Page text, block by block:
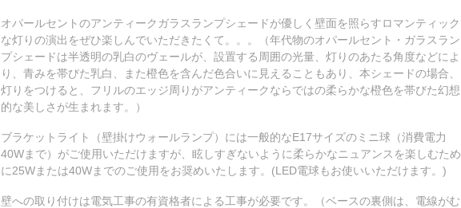
オパールセントのアンティークガラスランプシェードが優しく壁面を照らすロマンティック
な灯りの演出をぜひ楽しんでいただきたくて。。。（年代物のオパールセント・ガラスラン
プシェードは半透明の乳白のヴェールが、設置する周囲の光量、灯りのあたる角度などによ
り、青みを帯びた乳白、また橙色を含んだ色合いに見えることもあり、本シェードの場合、
灯りをつけると、フリルのエッジ周りがアンティークならではの柔らかな橙色を帯びた幻想
的な美しさが生まれます。）
ブラケットライト（壁掛けウォールランプ）には一般的なE17サイズのミニ球（消費電力
40Wまで）がご使用いただけますが、眩しすぎないように柔らかなニュアンスを楽しむため
に25Wまたは40Wまでのご使用をお奨めいたします。(LED電球もお使いいただけます。)
壁への取り付けは電気工事の有資格者による工事が必要です。（ベースの裏側は、電線がむ